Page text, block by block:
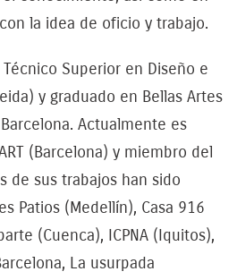
la idea de oficio y trabajo.
Técnico Superior en Diseño e
y graduado en Bellas Artes
Actualmente es
(Barcelona) y miembro del
de sus trabajos han sido
Patios (Medellín), Casa 916
(Cuenca), ICPNA (Iquitos),
​​La usurpada